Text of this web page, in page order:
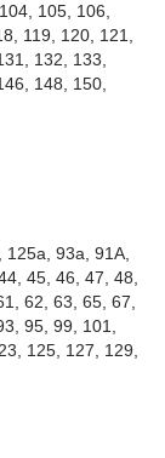
105, 106,
119, 120, 121,
132, 133,
148, 150,
93а, 91А,
45, 46, 47, 48,
62, 63, 65, 67,
95, 99, 101,
125, 127, 129,